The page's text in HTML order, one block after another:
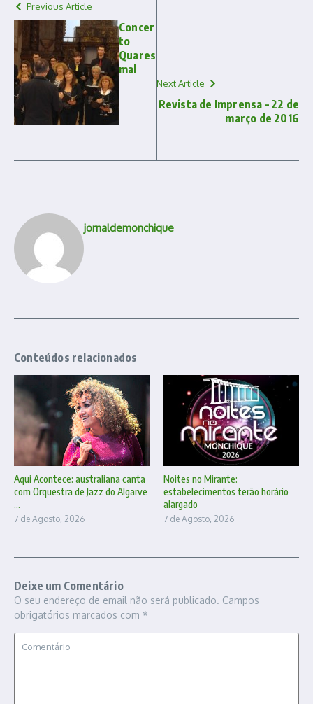
Previous Article
Concer
to
Quares
mal
Next Article
Revista de Imprensa – 22 de
março de 2016
jornaldemonchique
Conteúdos relacionados
Aqui Acontece: australiana canta
com Orquestra de Jazz do Algarve
...
7 de Agosto, 2026
Noites no Mirante:
estabelecimentos terão horário
alargado
7 de Agosto, 2026
Deixe um Comentário
O seu endereço de email não será publicado. Campos
obrigatórios marcados com *